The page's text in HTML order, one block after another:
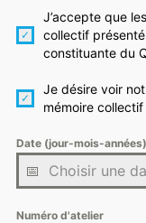
J’accepte que
collectif présenté
constituante du
Je désire voir
mémoire collectif
Date (jour-mois-années)
Numéro d'atelier